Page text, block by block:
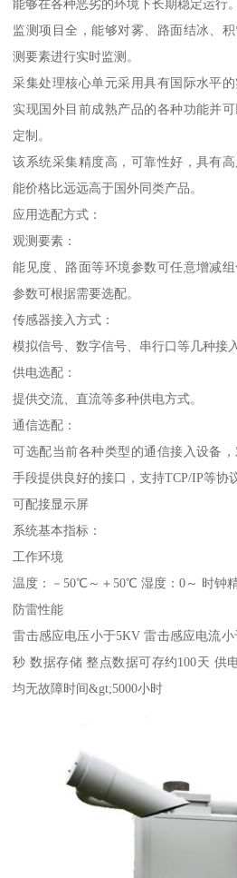
能够在各种恶劣的环境下长期稳定运行。
监测项目全，能够对雾、路面结冰、
测要素进行实时监测。
采集处理核心单元采用具有国际水平
实现国外目前成熟产品的各种功能并
定制。
该系统采集精度高，可靠性好，具有
能价格比远远高于国外同类产品。
应用选配方式：
观测要素：
能见度、路面等环境参数可任意增减
参数可根据需要选配。
传感器接入方式：
模拟信号、数字信号、串行口等几种接
供电选配：
提供交流、直流等多种供电方式。
通信选配：
可选配当前各种类型的通信接入设备
手段提供良好的接口，支持TCP/IP等协
可配接显示屏
系统基本指标：
工作环境
温度：－50℃～＋50℃ 湿度：0～ 时钟
防雷性能
雷击感应电压小于5KV 雷击感应电流小
秒 数据存储 整点数据可存约100天 供
均无故障时间&gt;5000小时